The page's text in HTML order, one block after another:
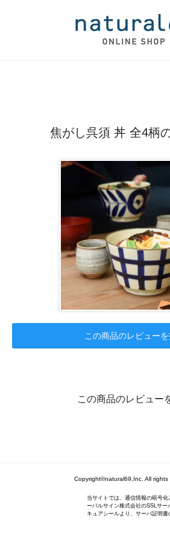
焦がし呉須 丼 全4柄
この商品のレビュー
この商品のレビュー
Copyright©natural69,Inc. All rights
当サイトでは、通信情報の暗号
ーバルサイン株式会社のSSLサ
キュアシールより、サーバ証明書